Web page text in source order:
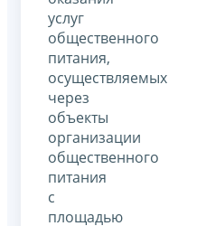
услуг
общественного
питания,
осуществляемых
через
объекты
организации
общественного
питания
с
площадью